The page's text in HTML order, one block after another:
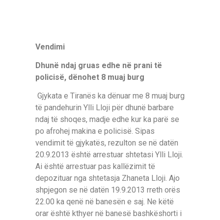
Vendimi
Dhunë ndaj gruas edhe në prani të
policisë, dënohet 8 muaj burg
Gjykata e Tiranës ka dënuar me 8 muaj burg
të pandehurin Ylli Lloji për dhunë barbare
ndaj të shoqes, madje edhe kur ka parë se
po afrohej makina e policisë. Sipas
vendimit të gjykatës, rezulton se në datën
20.9.2013 është arrestuar shtetasi Ylli Lloji.
Ai është arrestuar pas kallëzimit të
depozituar nga shtetasja Zhaneta Lloji. Ajo
shpjegon se në datën 19.9.2013 rreth orës
22.00 ka qenë në banesën e saj. Ne këtë
orar është kthyer në banesë bashkëshorti i